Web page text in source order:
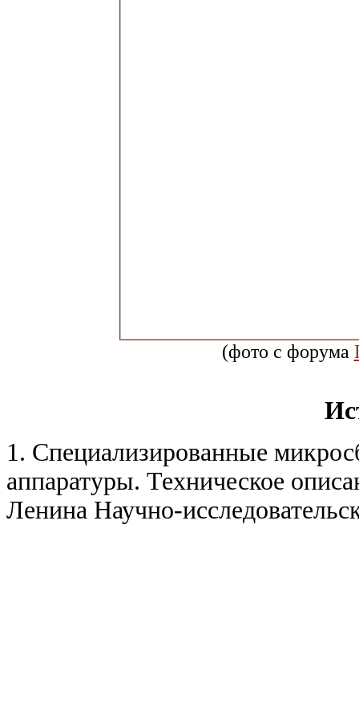
(фото с форума
1. Специализированные
аппаратуры. Техническое
Ленина Научно-